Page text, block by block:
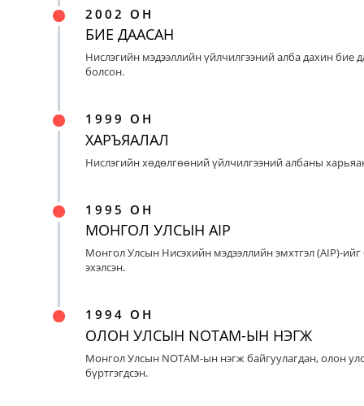
2002 ОН
БИЕ ДААСАН
Нислэгийн мэдээллийн үйлчилгээний алба дахин бие
болсон.
1999 ОН
ХАРЪЯАЛАЛ
Нислэгийн хөдөлгөөний үйлчилгээний албаны
1995 ОН
МОНГОЛ УЛСЫН AIP
Монгол Улсын Нисэхийн мэдээллийн эмхтгэл (AIP)-
эхэлсэн.
1994 ОН
ОЛОН УЛСЫН NOTAM-ЫН НЭГЖ
Монгол Улсын NOTAM-ын нэгж байгуулагдан, олон
бүртгэгдсэн.